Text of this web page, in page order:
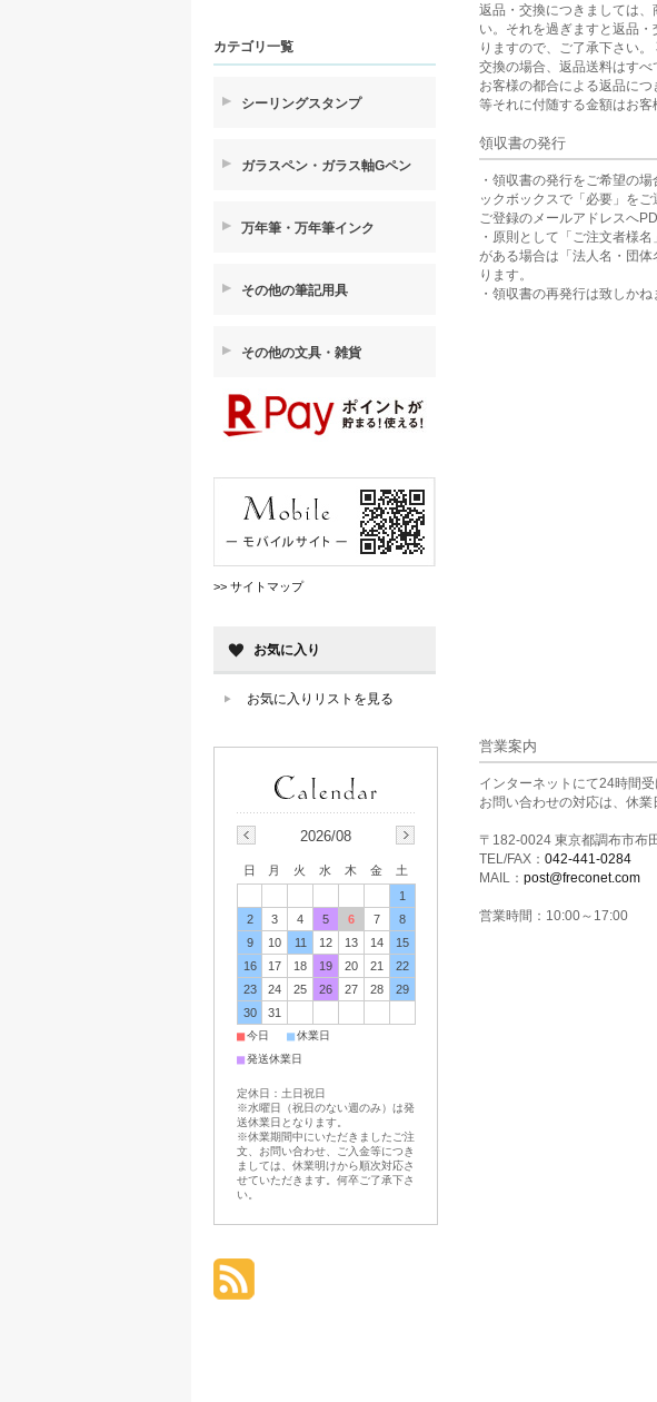
返品・交換につきましては
い。それを過ぎますと返品
りますので、ご了承下さい
交換の場合、返品送料はすべ
お客様の都合による返品に
等それに付随する金額はお客
領収書の発行
・領収書の発行をご希望の
ックボックスで「必要」をご
ご登録のメールアドレスへ
・原則として「ご注文者様
がある場合は「法人名・団
ります。
・領収書の再発行は致しか
営業案内
インターネットにて24時間受
お問い合わせの対応は、休業
〒182-0024 東京都調布市布
TEL/FAX： 042-441-0284
MAIL： post@freconet.com
営業時間：10:00～17:00
カテゴリ一覧
シーリングスタンプ
ガラスペン・ガラス軸Gペン
万年筆・万年筆インク
その他の筆記用具
その他の文具・雑貨
>> サイトマップ
お気に入り
お気に入りリストを見る
2026/08
日 月 火 水 木 金
土
1
2
3 4 5 6 7
8
9
10 11 12 13 14
15
16
17 18 19 20 21
22
23
24 25 26 27 28
29
30
31
■今日 ■休業日
■発送休業日
定休日：土日祝日
※水曜日（祝日のない週のみ）は発
送休業日となります。
※休業期間中にいただきましたご注
文、お問い合わせ、ご入金等につき
ましては、休業明けから順次対応さ
せていただきます。何卒ご了承下さ
い。